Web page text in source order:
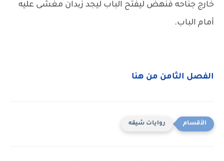
خارج جناحه فنهض ليفتح الباب ليجد زیدان مغشى عليه
أمام الباب.
الفصل الثامن من هنا
روايات شيقه